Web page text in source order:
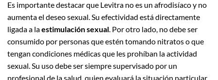
Es importante destacar que Levitra no es un afrodisíaco y no
aumenta el deseo sexual. Su efectividad está directamente
ligada a laestimulación sexual. Por otro lado, no debe ser
consumido por personas que estén tomando nitratos o que
tengan condiciones médicas que les prohíban la actividad
sexual. Su uso debe ser siempre supervisado por un
profesional de la salud, quien evaluará la situación particular